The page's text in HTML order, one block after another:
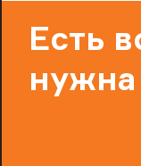
Есть